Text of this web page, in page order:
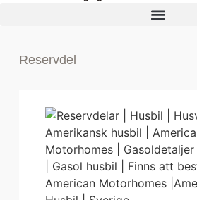
Reservdel